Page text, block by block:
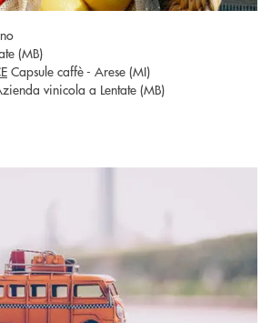
(MB)
Capsule caffè - Arese (MI)
vinicola a Lentate (MB)